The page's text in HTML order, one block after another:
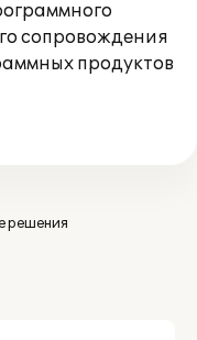
сопровождения
продуктов
решения